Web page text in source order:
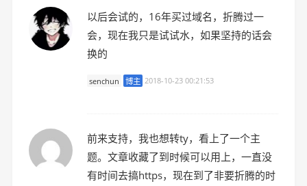
以后会试的，16年买过域名，折腾过一
会，现在我只是试试水，如果坚持的话会
换的
senchun 博主 2018-10-23 00:21:53
前来支持，我也想转ty，看上了一个主
题。文章收藏了到时候可以用上，一直没
有时间去搞https，现在到了非要折腾的时